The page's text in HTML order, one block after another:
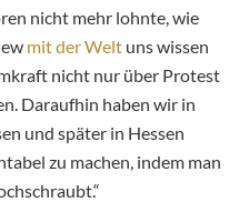
nicht mehr lohnte, wie
mit der Welt uns wissen
nicht nur über Protest
Daraufhin haben wir in
und später in Hessen
zu machen, indem man